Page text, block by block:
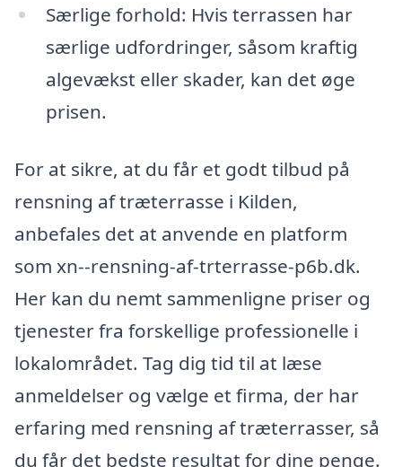
Særlige forhold: Hvis terrassen har
særlige udfordringer, såsom kraftig
algevækst eller skader, kan det øge
prisen.
For at sikre, at du får et godt tilbud på
rensning af træterrasse i Kilden,
anbefales det at anvende en platform
som xn--rensning-af-trterrasse-p6b.dk.
Her kan du nemt sammenligne priser og
tjenester fra forskellige professionelle i
lokalområdet. Tag dig tid til at læse
anmeldelser og vælge et firma, der har
erfaring med rensning af træterrasser, så
du får det bedste resultat for dine penge.